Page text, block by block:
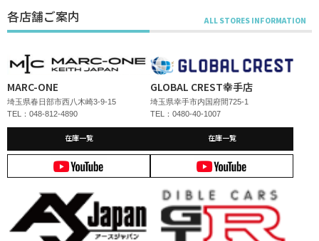
各店舗ご案内
MARC-ONE
埼玉県春日部市西八木崎3-9-15
TEL：048-812-4890
在庫一覧
GLOBAL CREST幸手店
埼玉県幸手市内国府間725-1
TEL：0480-40-1007
在庫一覧